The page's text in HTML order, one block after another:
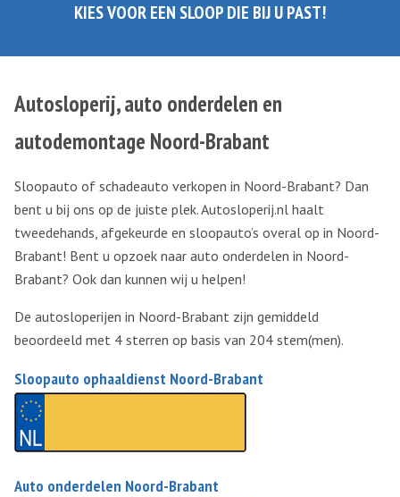
KIES VOOR EEN SLOOP DIE BIJ U PAST!
Autosloperij, auto onderdelen en
autodemontage Noord-Brabant
Sloopauto of schadeauto verkopen in Noord-Brabant? Dan
bent u bij ons op de juiste plek. Autosloperij.nl haalt
tweedehands, afgekeurde en sloopauto’s overal op in Noord-
Brabant! Bent u opzoek naar auto onderdelen in Noord-
Brabant? Ook dan kunnen wij u helpen!
De autosloperijen in Noord-Brabant zijn gemiddeld
beoordeeld met 4 sterren op basis van 204 stem(men).
Sloopauto ophaaldienst Noord-Brabant
Auto onderdelen Noord-Brabant